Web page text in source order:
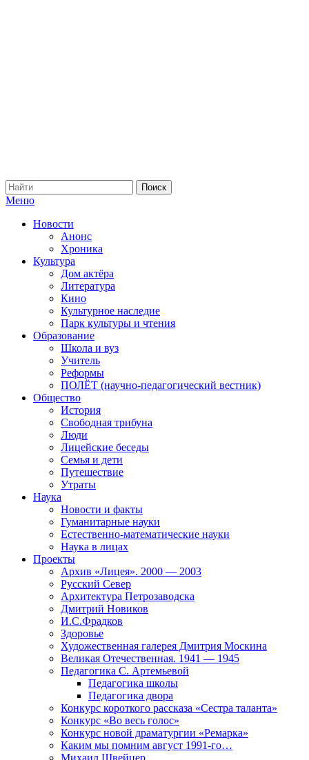
Меню
Новости
Анонс
Хроника
Культура
Дом актёра
Литература
Кино
Культурное наследие
Парк культуры и чтения
Образование
Школа и вуз
Учитель
Реформы
ПОЛЁТ (научно-педагогический вестник)
Общество
История
Свободная трибуна
Люди
Лицейские беседы
Семья и дети
Путешествие
Утраты
Наука
Новости и факты
Гуманитарные науки
Естественно-математические науки
Наука в лицах
Проекты
Архив «Лицея». 2000 — 2003
Русский Север
Архитектура Петрозаводска
Дмитрий Новиков
И.С.Фрадков
Здоровье
Художественная галерея Дмитрия Москина
Великая Отечественная. 1941 — 1945
Педагогика С. Артемьевой
Педагогика школы
Педагогика двора
Конкурс короткого рассказа «Сестра таланта»
Конкурс «Во весь голос»
Конкурс новой драматургии «Ремарка»
Каким мы помним август 1991-го…